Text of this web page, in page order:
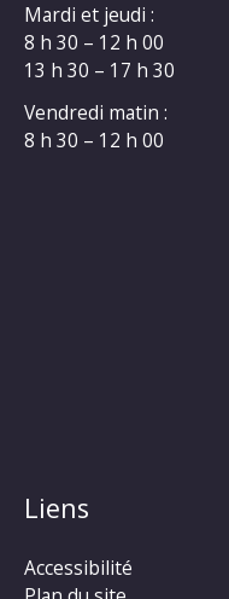
Mardi et jeudi :
8 h 30 – 12 h 00
13 h 30 – 17 h 30
Vendredi matin :
8 h 30 – 12 h 00
Liens
Accessibilité